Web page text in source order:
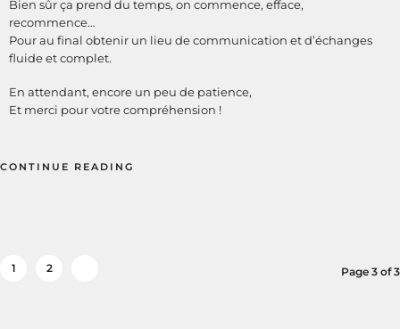
Bien sûr ça prend du temps, on commence, efface,
recommence…
Pour au final obtenir un lieu de communication et d’échanges
fluide et complet.
En attendant, encore un peu de patience,
Et merci pour votre compréhension !
CONTINUE READING
1 2 Page 3 of 3